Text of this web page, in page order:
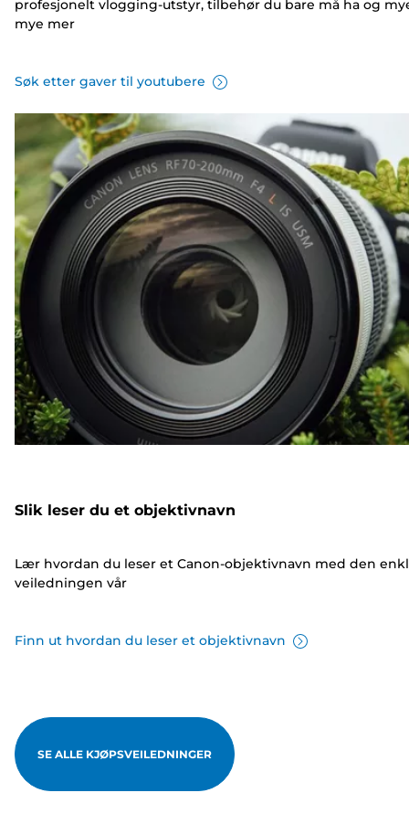
profesjonelt vlogging-utstyr, tilbehør du bare må ha og
mye mer
Søk etter gaver til youtubere
Slik leser du et objektivnavn
Lær hvordan du leser et Canon-objektivnavn med den
veiledningen vår
Finn ut hvordan du leser et objektivnavn
SE ALLE KJØPSVEILEDNINGER